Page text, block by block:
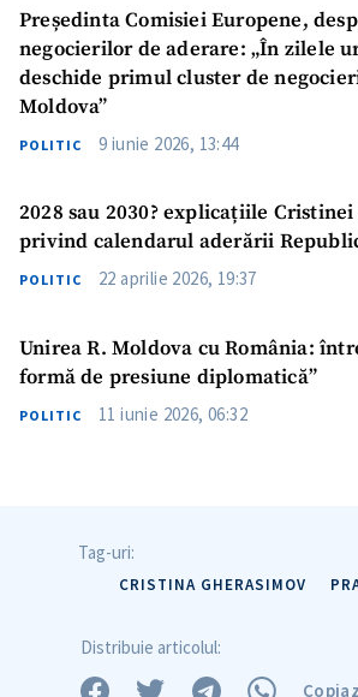
Președinta Comisiei Europene,
negocierilor de aderare: „În zilele
deschide primul cluster de
Moldova”
POLITIC 9 iunie 2026, 13:44
2028 sau 2030? explicațiile
privind calendarul aderării
POLITIC 22 aprilie 2026, 19:37
Unirea R. Moldova cu România:
formă de presiune diplomatică”
POLITIC 11 iunie 2026, 06:32
Tag-uri:
CRISTINA GHERASIMOV
Distribuie articolul:
Titlu știre
+ Adaugă titlu